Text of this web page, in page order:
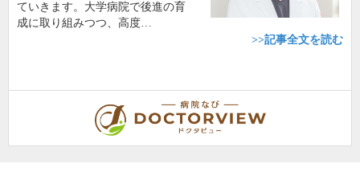
ていきます。大学病院で後進の育
成に取り組みつつ、高度…
>>記事全文を読む